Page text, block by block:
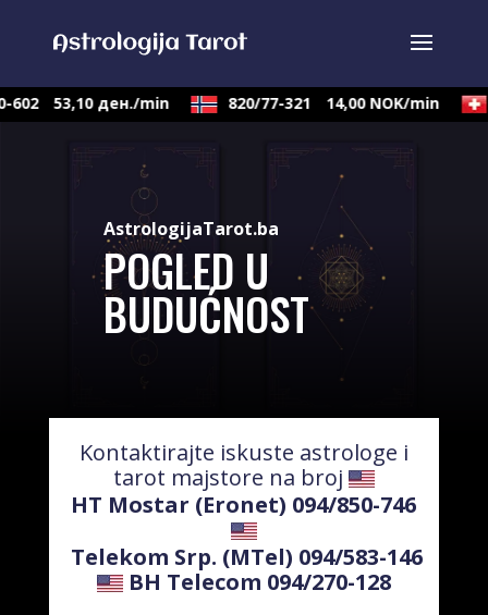
602 53,10 ден./min 820/77-321 14,00 NOK/min
AstrologijaTarot.ba
POGLED U
BUDUĆNOST
Kontaktirajte iskuste astrologe i
tarot majstore na broj
HT Mostar (Eronet) 094/850-746
Telekom Srp. (MTel) 094/583-146
BH Telecom 094/270-128